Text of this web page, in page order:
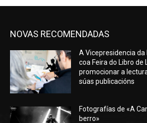
NOVAS RECOMENDADAS
A Vicepresidencia
coa Feira do Libro de
promocionar a
súas publicacións
Fotografías de «A
berro»